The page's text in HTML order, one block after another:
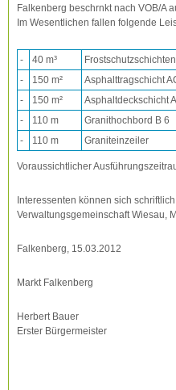
Falkenberg beschrnkt nach VOB/A
Im Wesentlichen fallen folgende
- 40 m³
Frostschutzschichten
-
150 m²
Asphalttragschicht
-
150 m²
Asphaltdeckschicht
-
110 m
Granithochbord B 6
-
110 m Graniteinzeiler
Voraussichtlicher
Interessenten können sich
Verwaltungsgemeinschaft Wiesau,
Falkenberg, 15.03.2012
Markt Falkenberg
Herbert Bauer
Erster Bürgermeister